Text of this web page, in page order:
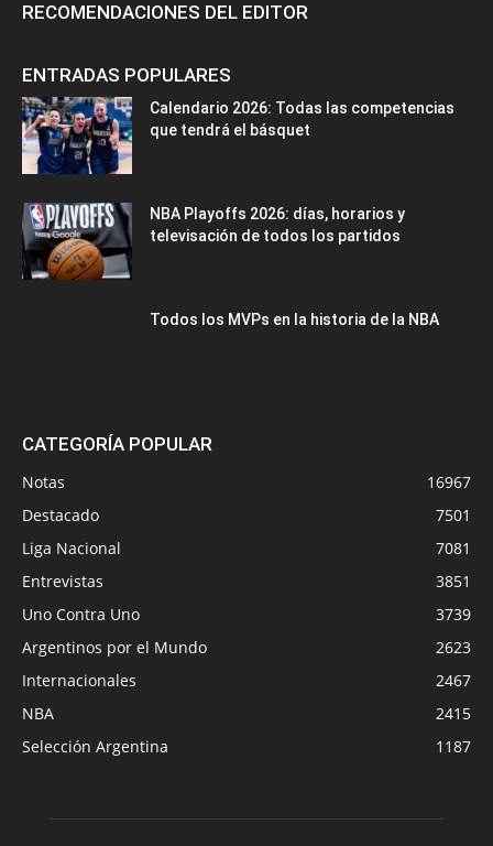
RECOMENDACIONES DEL EDITOR
ENTRADAS POPULARES
Calendario 2026: Todas las competencias
que tendrá el básquet
NBA Playoffs 2026: días, horarios y
televisación de todos los partidos
Todos los MVPs en la historia de la NBA
CATEGORÍA POPULAR
Notas
16967
Destacado
7501
Liga Nacional
7081
Entrevistas
3851
Uno Contra Uno
3739
Argentinos por el Mundo
2623
Internacionales
2467
NBA
2415
Selección Argentina
1187